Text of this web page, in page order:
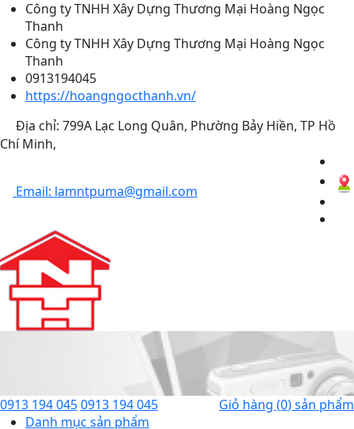
Công ty TNHH Xây Dựng Thương Mại Hoàng Ngọc
Thanh
Công ty TNHH Xây Dựng Thương Mại Hoàng Ngọc
Thanh
0913194045
https://hoangngocthanh.vn/
Địa chỉ: 799A Lạc Long Quân, Phường Bảy Hiền, TP Hồ
Chí Minh,
Email: lamntpuma@gmail.com
0913 194 0450913 194 045 Giỏ hàng (0) sản phẩm
Danh mục sản phẩm